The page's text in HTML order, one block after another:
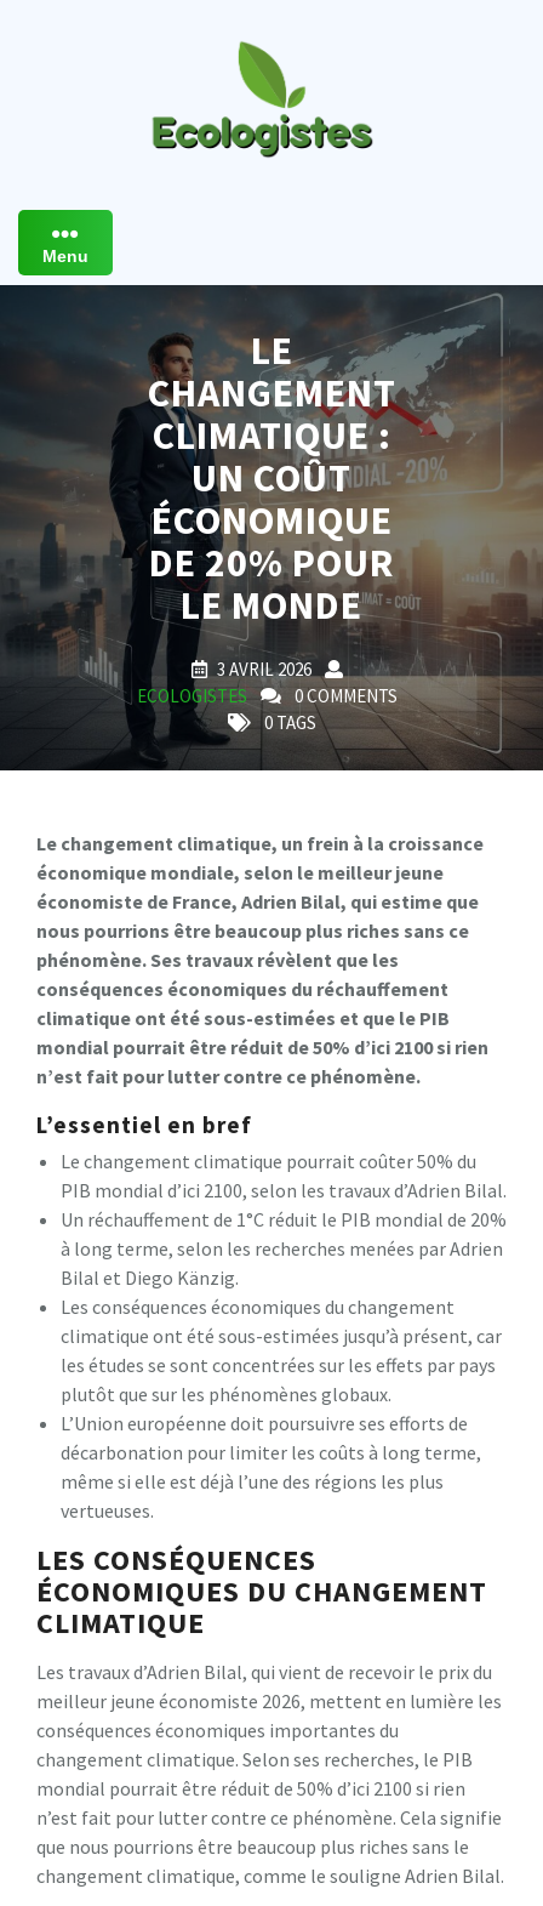
Menu
LE
CHANGEMENT
CLIMATIQUE :
UN COÛT
ÉCONOMIQUE
DE 20% POUR
LE MONDE
3 AVRIL 2026
ECOLOGISTES
0 COMMENTS
0 TAGS
Le changement climatique, un frein à la croissance
économique mondiale, selon le meilleur jeune
économiste de France, Adrien Bilal, qui estime que
nous pourrions être beaucoup plus riches sans ce
phénomène. Ses travaux révèlent que les
conséquences économiques du réchauffement
climatique ont été sous-estimées et que le PIB
mondial pourrait être réduit de 50% d’ici 2100 si rien
n’est fait pour lutter contre ce phénomène.
L’essentiel en bref
Le changement climatique pourrait coûter 50% du
PIB mondial d’ici 2100, selon les travaux d’Adrien Bilal.
Un réchauffement de 1°C réduit le PIB mondial de 20%
à long terme, selon les recherches menées par Adrien
Bilal et Diego Känzig.
Les conséquences économiques du changement
climatique ont été sous-estimées jusqu’à présent, car
les études se sont concentrées sur les effets par pays
plutôt que sur les phénomènes globaux.
L’Union européenne doit poursuivre ses efforts de
décarbonation pour limiter les coûts à long terme,
même si elle est déjà l’une des régions les plus
vertueuses.
LES CONSÉQUENCES
ÉCONOMIQUES DU CHANGEMENT
CLIMATIQUE
Les travaux d’Adrien Bilal, qui vient de recevoir le prix du
meilleur jeune économiste 2026, mettent en lumière les
conséquences économiques importantes du
changement climatique. Selon ses recherches, le PIB
mondial pourrait être réduit de 50% d’ici 2100 si rien
n’est fait pour lutter contre ce phénomène. Cela signifie
que nous pourrions être beaucoup plus riches sans le
changement climatique, comme le souligne Adrien Bilal.